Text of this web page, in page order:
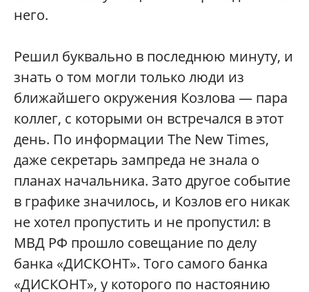
него.
Решил буквально в последнюю минуту, и
знать о том могли только люди из
ближайшего окружения Козлова — пара
коллег, с которыми он встречался в этот
день. По информации The New Times,
даже секретарь зампреда не знала о
планах начальника. Зато другое событие
в графике значилось, и Козлов его никак
не хотел пропустить и не пропустил: в
МВД РФ прошло совещание по делу
банка «ДИСКОНТ». Того самого банка
«ДИСКОНТ», у которого по настоянию